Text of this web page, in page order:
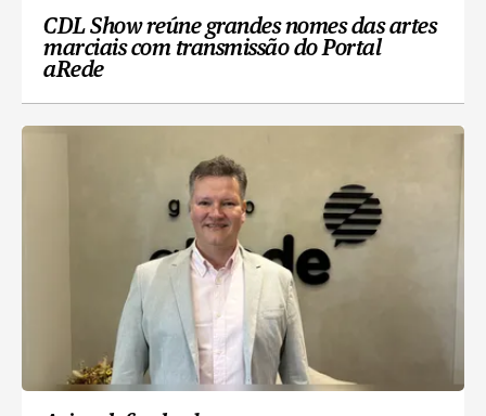
CDL Show reúne grandes nomes das artes
marciais com transmissão do Portal
aRede